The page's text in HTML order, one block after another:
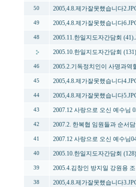
50 2005,4.8.제가잘못했습니다
49 2005,4.8.제가잘못했습니다
48 2005.11.한일지도자간담회
2005.10.한일지도자간담회
46 2005.2.기독정치인이 사명과역
45 2005,4.8.제가잘못했습니다
44 2005,4.8.제가잘못했습니다
43 2007.12 사랑으로 오신 예수님
42 2007.2. 한복협 임원들과 순서
41 2007.12 사랑으로 오신 예수님
40 2005.10.한일지도자간담회
39 2005.4.김창인 방지일 강원용
38 2005,4.8.제가잘못했습니다